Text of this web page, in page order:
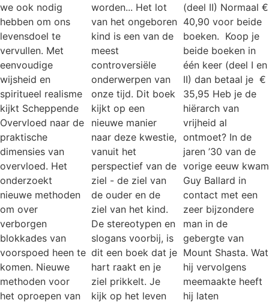
we ook nodig
hebben om ons
levensdoel te
vervullen. Met
eenvoudige
wijsheid en
spiritueel realisme
kijkt Scheppende
Overvloed naar de
praktische
dimensies van
overvloed. Het
onderzoekt
nieuwe methoden
om over
verborgen
blokkades van
voorspoed heen te
komen. Nieuwe
methoden voor
het oproepen van
worden... Het lot
van het ongeboren
kind is een van de
meest
controversiële
onderwerpen van
onze tijd. Dit boek
kijkt op een
nieuwe manier
naar deze kwestie,
vanuit het
perspectief van de
ziel - de ziel van
de ouder en de
ziel van het kind.
De stereotypen en
slogans voorbij, is
dit een boek dat je
hart raakt en je
ziel prikkelt. Je
kijk op het leven
(deel II) Normaal €
40,90 voor beide
boeken. Koop je
beide boeken in
één keer (deel I en
II) dan betaal je €
35,95 Heb je de
hiërarch van
vrijheid al
ontmoet? In de
jaren ’30 van de
vorige eeuw kwam
Guy Ballard in
contact met een
zeer bijzondere
man in de
gebergte van
Mount Shasta. Wat
hij vervolgens
meemaakte heeft
hij laten